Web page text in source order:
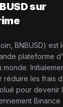
sur
BNBUSD)
plateforme
réduire les frais
pour devenir
Binance